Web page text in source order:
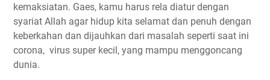
kemaksiatan. Gaes, kamu harus rela diatur dengan
syariat Allah agar hidup kita selamat dan penuh dengan
keberkahan dan dijauhkan dari masalah seperti saat ini
corona, virus super kecil, yang mampu menggoncang
dunia.